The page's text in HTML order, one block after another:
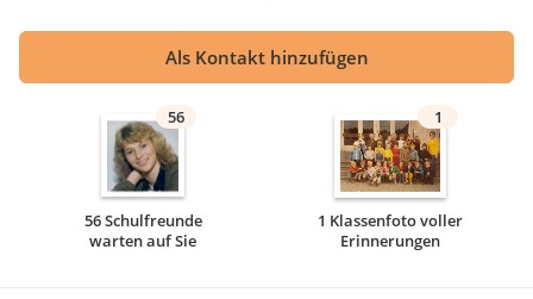
Als Kontakt hinzufügen
56
56 Schulfreunde
warten auf Sie
1
1 Klassenfoto voller
Erinnerungen